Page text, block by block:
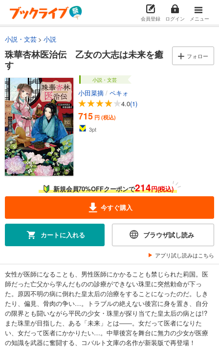
会員登録 ログイン メニュー
小説・文芸 小説
珠華杏林医治伝 乙女の大志は未来を癒
す
フォロー
小説・文芸
小田菜摘 / ペキォ
4.0(1)
715 円 (税込)
3pt
新規会員70%OFFクーポンで214円(税込)
今すぐ購入
カートに入れる ブラウザ試し読み
アプリ試し読みはこちら
女性が医師になることも、男性医師にかかることも禁じられた莉国。医
師だった亡父から学んだものの診療ができない珠里に突然勅命が下っ
た。原因不明の病に倒れた皇太后の治療をすることになったのだ。しき
たり、偏見、骨肉の争い…。トラブルの絶えない後宮に身を置き、自分
の限界とも闘いながら平民の少女・珠里が探り当てた皇太后の病とは!?
また珠里が目指した、ある「未来」とは――。女だって医者になりた
い、女だって医者にかかりたい…。中華後宮を舞台に無力の少女が医療
の知識を武器に奮闘する、コバルト文庫の名作が新装版で再登場！